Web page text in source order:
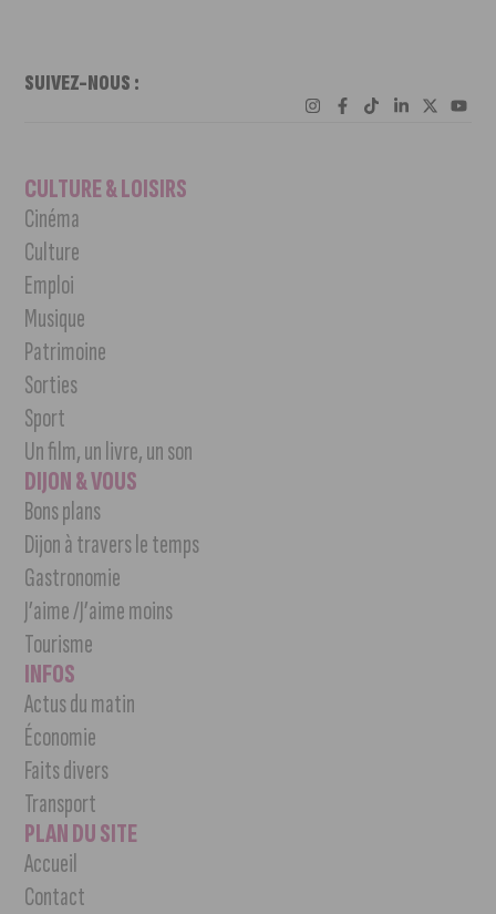
SUIVEZ-NOUS :
CULTURE & LOISIRS
Cinéma
Culture
Emploi
Musique
Patrimoine
Sorties
Sport
Un film, un livre, un son
DIJON & VOUS
Bons plans
Dijon à travers le temps
Gastronomie
J’aime /J’aime moins
Tourisme
INFOS
Actus du matin
Économie
Faits divers
Transport
PLAN DU SITE
Accueil
Contact